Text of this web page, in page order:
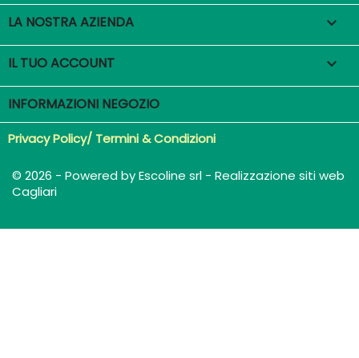
LA NOSTRA AZIENDA 
IL TUO ACCOUNT 
INFORMAZIONI NEGOZIO
Privacy Policy/ Termini & Condizioni
© 2026 - Powered by Escoline srl - Realizzazione siti web
Cagliari